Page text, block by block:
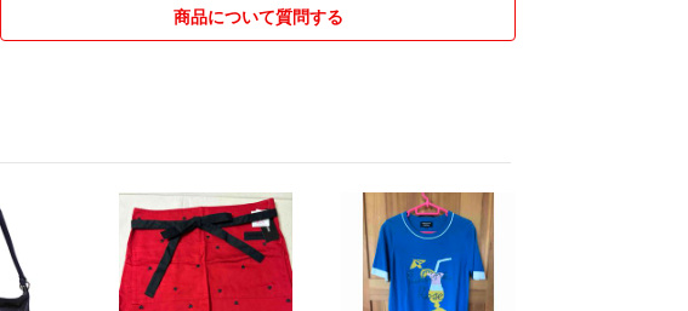
商品について質問する